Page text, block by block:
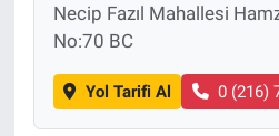
Necip Fazıl Mahallesi
No:70 BC
Yol Tarifi Al 0 (216)
İletişim/Künye
Yaşam